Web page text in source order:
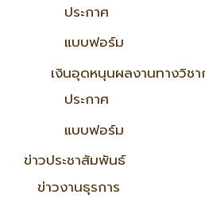
ประกาศ
แบบฟอร์ม
เงินอุดหนุนผลงานทางวิช
ประกาศ
แบบฟอร์ม
ข่าวประชาสัมพันธ์
ข่าวงานธุรการ